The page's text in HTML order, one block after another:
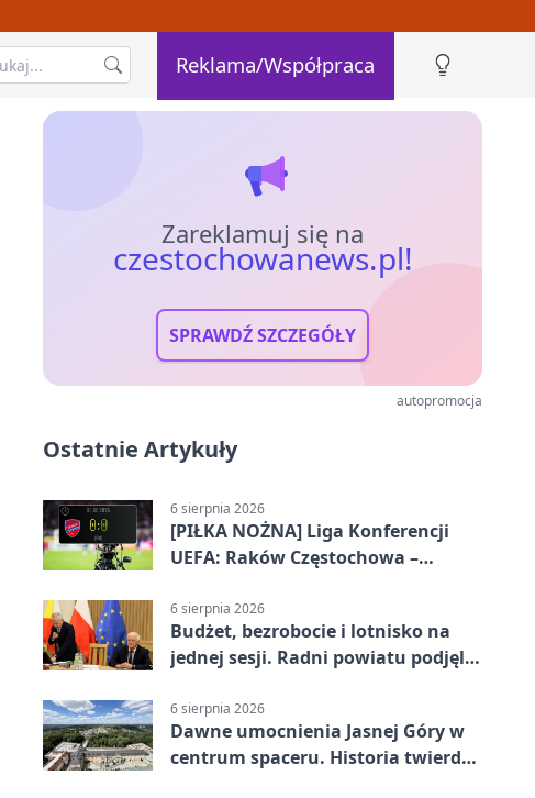
Reklama/Współpraca
Zareklamuj się na
czestochowanews.pl!
SPRAWDŹ SZCZEGÓŁY
autopromocja
Ostatnie Artykuły
6 sierpnia 2026
[PIŁKA NOŻNA] Liga Konferencji
UEFA: Raków Częstochowa –
meczu III rundy eliminacji
6 sierpnia 2026
Budżet, bezrobocie i lotnisko na
jednej sesji. Radni powiatu podjęli
6 sierpnia 2026
Dawne umocnienia Jasnej Góry w
centrum spaceru. Historia twierdzy